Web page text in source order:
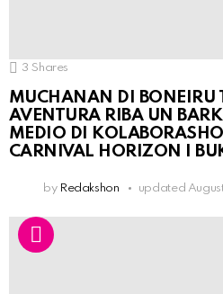
3 Shares
MUCHANAN DI BONEIRU
AVENTURA RIBA UN
MEDIO DI
CARNIVAL HORIZON I
by Redakshon updated